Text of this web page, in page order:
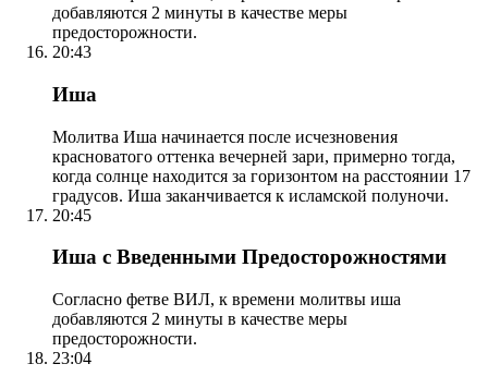
добавляются 2 минуты в качестве меры
предосторожности.
20:43
Иша
Молитва Иша начинается после исчезновения
красноватого оттенка вечерней зари, примерно тогда,
когда солнце находится за горизонтом на расстоянии 17
градусов. Иша заканчивается к исламской полуночи.
20:45
Иша с Введенными Предосторожностями
Согласно фетве ВИЛ, к времени молитвы иша
добавляются 2 минуты в качестве меры
предосторожности.
23:04